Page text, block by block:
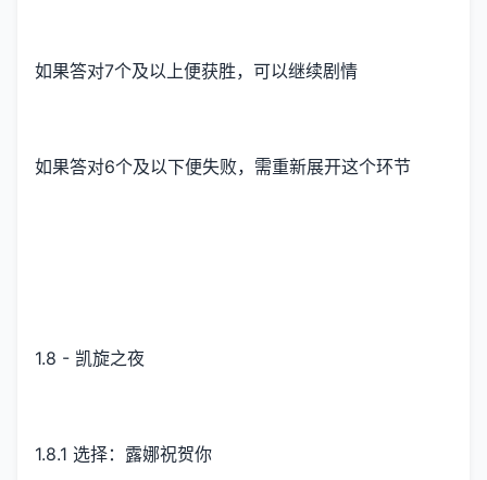
如果答对7个及以上便获胜，可以继续剧情
如果答对6个及以下便失败，需重新展开这个环节
1.8 - 凯旋之夜
1.8.1 选择：露娜祝贺你